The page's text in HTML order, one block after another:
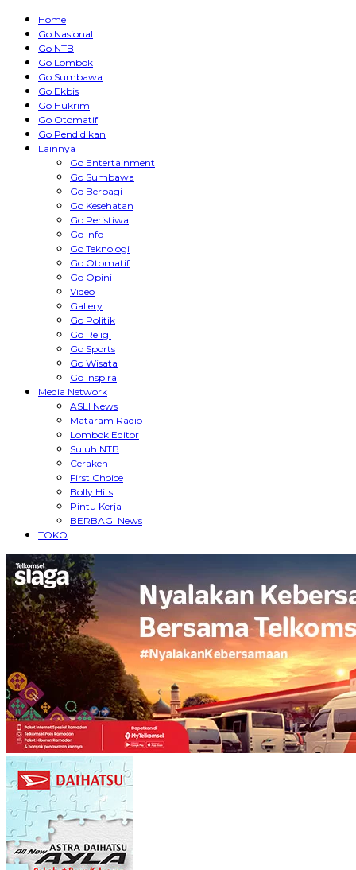
Home
Go Nasional
Go NTB
Go Lombok
Go Sumbawa
Go Ekbis
Go Hukrim
Go Otomatif
Go Pendidikan
Lainnya
Go Entertainment
Go Sumbawa
Go Berbagi
Go Kesehatan
Go Peristiwa
Go Info
Go Teknologi
Go Otomatif
Go Opini
Video
Gallery
Go Politik
Go Religi
Go Sports
Go Wisata
Go Inspira
Media Network
ASLI News
Mataram Radio
Lombok Editor
Suluh NTB
Ceraken
First Choice
Bolly Hits
Pintu Kerja
BERBAGI News
TOKO